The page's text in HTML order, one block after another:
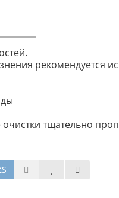
рекомендуется
тщательно